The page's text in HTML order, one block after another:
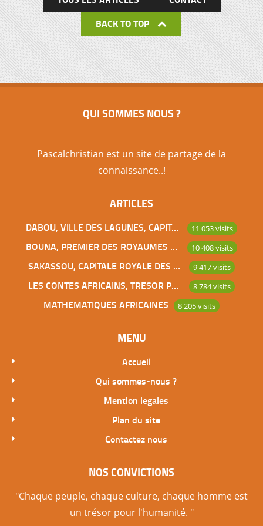
BACK TO TOP
QUI SOMMES NOUS ?
Pascalchristian est un site de partage de la
connaissance..!
ARTICLES
DABOU, VILLE DES LAGUNES, CAPITALE DES ADJOUKROU 11 053 visits
BOUNA, PREMIER DES ROYAUMES DE CÔTE D’IVOIRE 10 408 visits
SAKASSOU, CAPITALE ROYALE DES BAOULES 9 417 visits
LES CONTES AFRICAINS, TRESOR POUR L’HUMANITE 8 784 visits
MATHEMATIQUES AFRICAINES 8 205 visits
MENU
Accueil
Qui sommes-nous ?
Mention legales
Plan du site
Contactez nous
NOS CONVICTIONS
"Chaque peuple, chaque culture, chaque homme est
un trésor pour l'humanité. "